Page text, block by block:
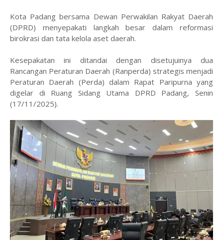
Kota Padang bersama Dewan Perwakilan Rakyat Daerah
(DPRD) menyepakati langkah besar dalam reformasi
birokrasi dan tata kelola aset daerah.
Kesepakatan ini ditandai dengan disetujuinya dua
Rancangan Peraturan Daerah (Ranperda) strategis menjadi
Peraturan Daerah (Perda) dalam Rapat Paripurna yang
digelar di Ruang Sidang Utama DPRD Padang, Senin
(17/11/2025).